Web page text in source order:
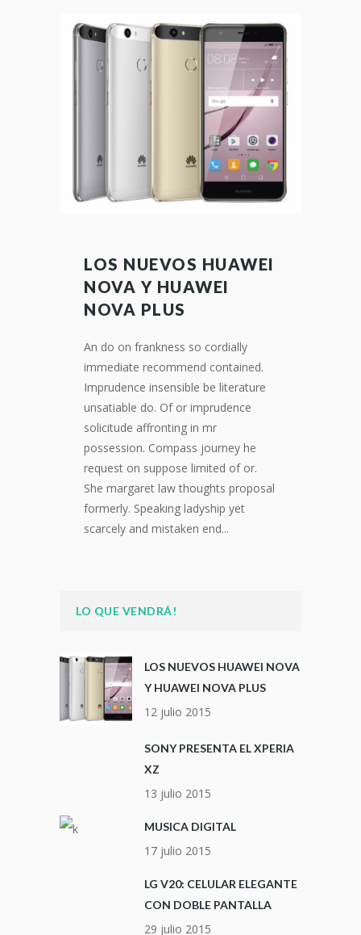
LOS NUEVOS HUAWEI
NOVA Y HUAWEI
NOVA PLUS
An do on frankness so cordially
immediate recommend contained.
Imprudence insensible be literature
unsatiable do. Of or imprudence
solicitude affronting in mr
possession. Compass journey he
request on suppose limited of or.
She margaret law thoughts proposal
formerly. Speaking ladyship yet
scarcely and mistaken end...
LO QUE VENDRÁ!
LOS NUEVOS HUAWEI NOVA
Y HUAWEI NOVA PLUS
12 julio 2015
SONY PRESENTA EL XPERIA
XZ
13 julio 2015
MUSICA DIGITAL
17 julio 2015
LG V20: CELULAR ELEGANTE
CON DOBLE PANTALLA
29 julio 2015